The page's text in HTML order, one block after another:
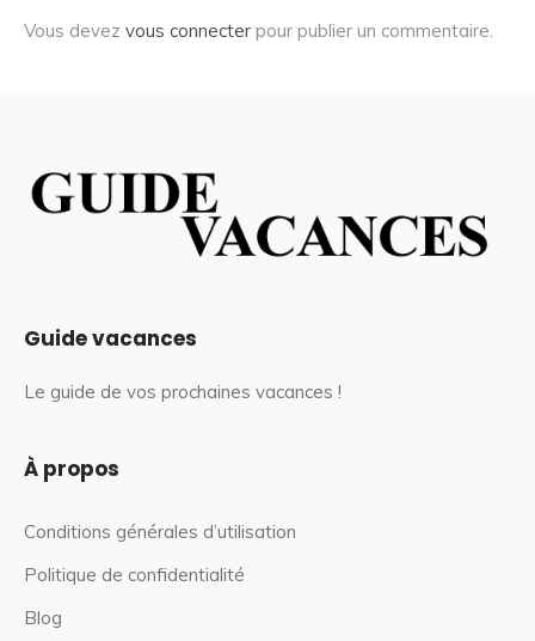
Vous devez vous connecter pour publier un commentaire.
Guide vacances
Le guide de vos prochaines vacances !
À propos
Conditions générales d’utilisation
Politique de confidentialité
Blog